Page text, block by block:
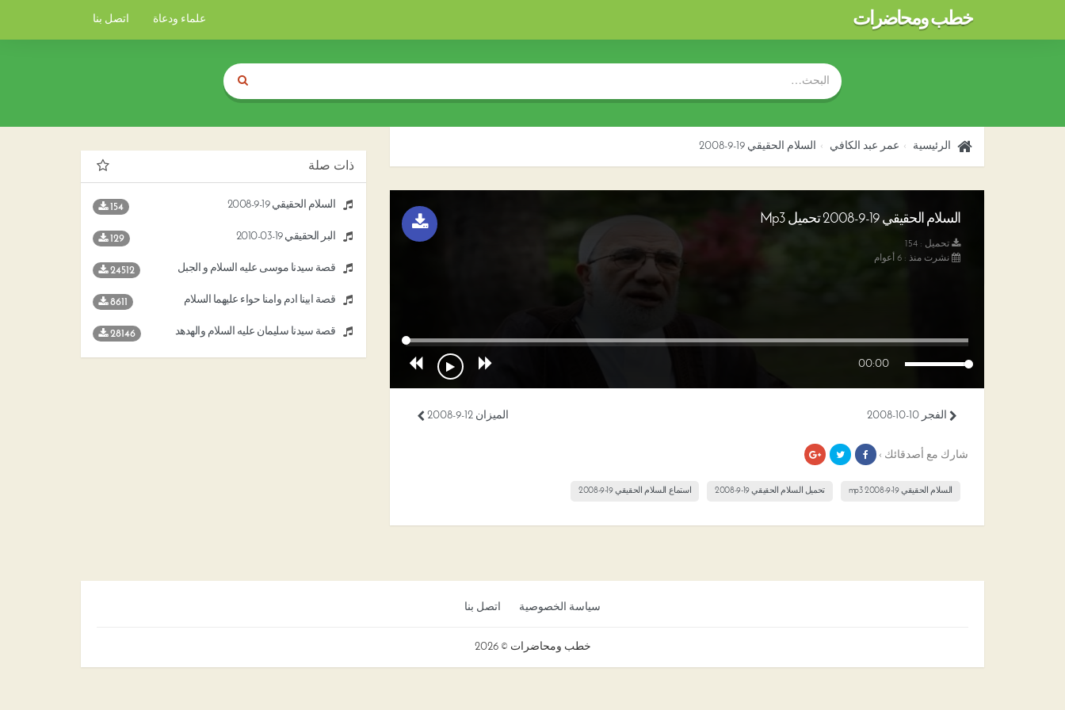
خطب ومحاضرات علماء ودعاة اتصل بنا
الرئيسية عمر عبد الكافي السلام الحقيقي 19-9-2008
السلام الحقيقي 19-9-2008 تحميل Mp3
تحميل : 154
نشرت منذ : 6 أعوام
00:00
الميزان 12-9-2008 الفجر 10-10-2008
شارك مع أصدقائك ›
السلام الحقيقي 19-9-2008 mp3 تحميل السلام الحقيقي 19-9-2008 استماع السلام الحقيقي 19-9-2008
ذات صلة
السلام الحقيقي 19-9-2008 154
البر الحقيقي 19-03-2010 129
قصة سيدنا موسى عليه السلام و الجبل 24512
قصة أبينا آدم وأمنا حواء عليهما السلام 8611
قصة سيدنا سليمان عليه السلام والهدهد 28146
سياسة الخصوصية اتصل بنا
خطب ومحاضرات © 2026